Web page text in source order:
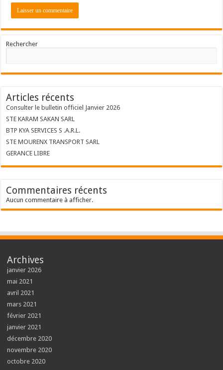
Rechercher
Articles récents
Consulter le bulletin officiel Janvier 2026
STE KARAM SAKAN SARL
BTP KYA SERVICES S .A.R.L.
STE MOURENX TRANSPORT SARL
GERANCE LIBRE
Commentaires récents
Aucun commentaire à afficher.
Archives
janvier 2026
mai 2021
avril 2021
mars 2021
février 2021
janvier 2021
décembre 2020
novembre 2020
octobre 2020